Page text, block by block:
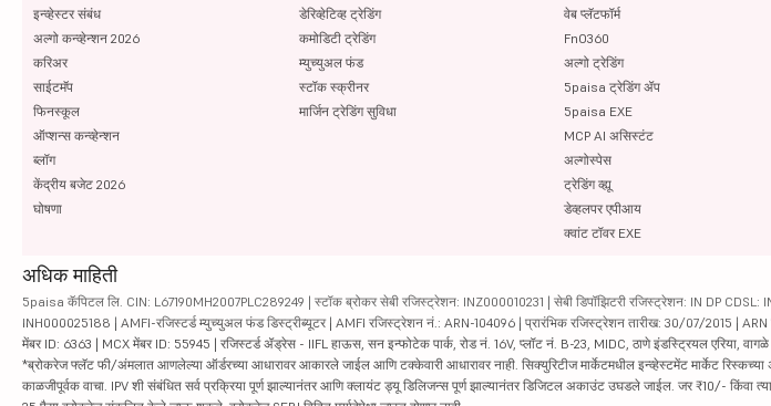
इन्व्हेस्टर संबंध
अल्गो कन्व्हेन्शन 2026
करिअर
साईटमॅप
फिनस्कूल
ऑप्शन्स कन्व्हेन्शन
ब्लॉग
केंद्रीय बजेट 2026
घोषणा
डेरिव्हेटिव्ह ट्रेडिंग
कमोडिटी ट्रेडिंग
म्युच्युअल फंड
स्टॉक स्क्रीनर
मार्जिन ट्रेडिंग सुविधा
वेब प्लॅटफॉर्म
FnO360
अल्गो ट्रेडिंग
5paisa ट्रेडिंग ॲप
5paisa EXE
MCP AI असिस्टंट
अल्गोस्पेस
ट्रेडिंग व्ह्यू
डेव्हलपर एपीआय
क्वांट टॉवर EXE
अधिक माहिती
5paisa कॅपिटल लि. CIN: L67190MH2007PLC289249 | स्टॉक ब्रोकर सेबी रजिस्ट्रेशन: INZ000010231 | सेबी डिपॉझिटरी रजिस्ट्रेशन: IN DP CDSL:
INH000025188 | AMFI-रजिस्टर्ड म्युच्युअल फंड डिस्ट्रीब्यूटर | AMFI रजिस्ट्रेशन नं.: ARN-104096 | प्रारंभिक रजिस्ट्रेशन तारीख: 30/07/2015 |
मेंबर ID: 6363 | MCX मेंबर ID: 55945 | रजिस्टर्ड ॲड्रेस - IIFL हाऊस, सन इन्फोटेक पार्क, रोड नं. 16V, प्लॉट नं. B-23, MIDC, ठाणे इंडस्ट्रियल एरिया,
*ब्रोकरेज फ्लॅट फी/अंमलात आणलेल्या ऑर्डरच्या आधारावर आकारले जाईल आणि टक्केवारी आधारावर नाही. सिक्युरिटीज मार्केटमधील इन्व्हेस्टमेंट मार्केट रिस्कच्या
काळजीपूर्वक वाचा. IPV शी संबंधित सर्व प्रक्रिया पूर्ण झाल्यानंतर आणि क्लायंट ड्यू डिलिजन्स पूर्ण झाल्यानंतर डिजिटल अकाउंट उघडले जाईल. जर ₹10/- किंवा